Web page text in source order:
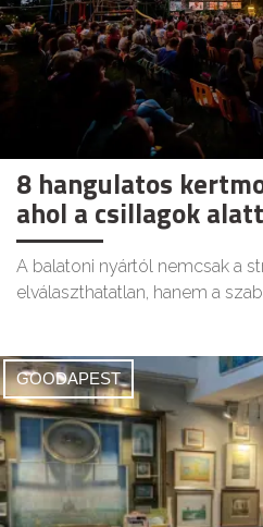
8 hangulatos
ahol a csillagok
A balatoni nyártól nemcsak a
elválaszthatatlan, hanem a
GOODAPEST